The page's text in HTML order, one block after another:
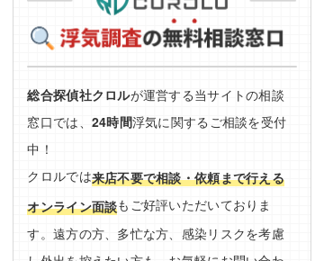
総合探偵社クロルが運営する当サイトの相談
窓口では、 24時間浮気に関するご相談を受付
中！
クロルでは来店不要で相談・依頼まで行える
オンライン面談もご好評いただいておりま
す。遠方の方、多忙な方、感染リスクを考慮